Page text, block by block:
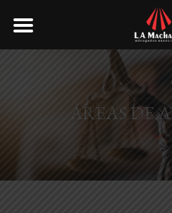
ÁREAS DE